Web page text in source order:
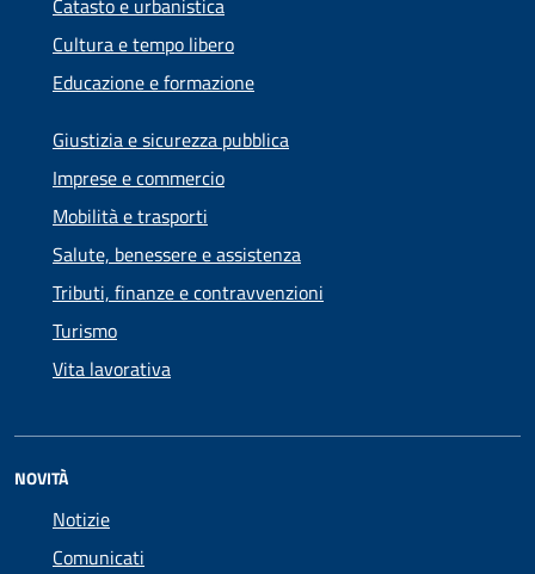
Catasto e urbanistica
Cultura e tempo libero
Educazione e formazione
Giustizia e sicurezza pubblica
Imprese e commercio
Mobilità e trasporti
Salute, benessere e assistenza
Tributi, finanze e contravvenzioni
Turismo
Vita lavorativa
NOVITÀ
Notizie
Comunicati